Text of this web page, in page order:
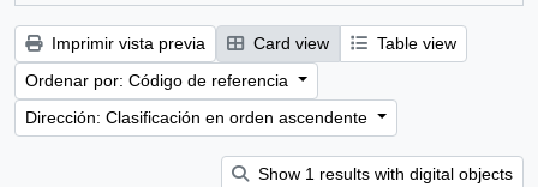
Imprimir vista previa Card view
Table view
Ordenar por: Código de referencia
Dirección: Clasificación en orden ascendente
Show 1 results with digital objects